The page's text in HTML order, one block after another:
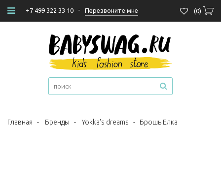
+7 499 322 33 10 - Перезвоните мне (0)
Главная - Бренды -Yokka's dreams - Брошь Елка